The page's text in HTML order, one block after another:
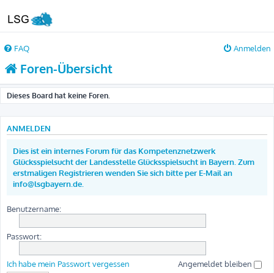
FAQ Anmelden
Foren-Übersicht
Dieses Board hat keine Foren.
ANMELDEN
Dies ist ein internes Forum für das Kompetenznetzwerk
Glücksspielsucht der Landesstelle Glücksspielsucht in Bayern. Zum
erstmaligen Registrieren wenden Sie sich bitte per E-Mail an
info@lsgbayern.de.
Benutzername:
Passwort:
Ich habe mein Passwort vergessen Angemeldet bleiben